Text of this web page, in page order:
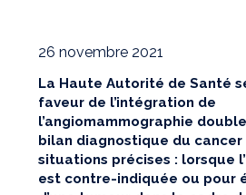
26 novembre 2021
La Haute Autorité de Santé
faveur de l’intégration de
l’angiomammographie
bilan diagnostique du cancer
situations précises : lorsque
est contre-indiquée ou pour